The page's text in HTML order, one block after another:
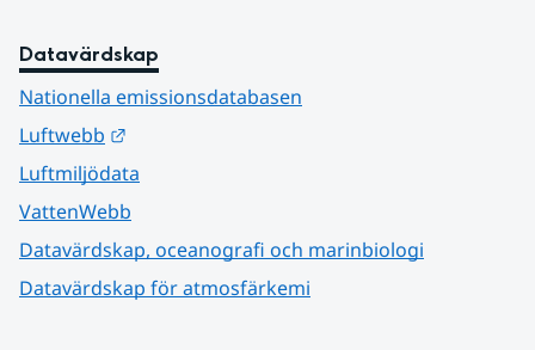
Datavärdskap
Nationella emissionsdatabasen
Luftwebb
Luftmiljödata
VattenWebb
Datavärdskap, oceanografi och marinbiologi
Datavärdskap för atmosfärkemi